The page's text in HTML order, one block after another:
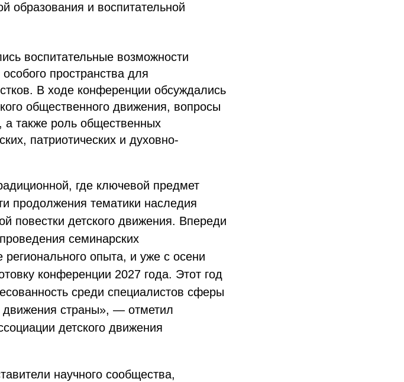
образования и воспитательной
воспитательные возможности
пространства для
В ходе конференции обсуждались
общественного движения, вопросы
а также роль общественных
патриотических и духовно-
где ключевой предмет
продолжения тематики наследия
повестки детского движения. Впереди
семинарских
опыта, и уже с осени
конференции 2027 года. Этот год
среди специалистов сферы
движения страны», — отметил
детского движения
научного сообщества,